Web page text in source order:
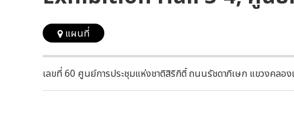
แผนที่
เลขที่ 60 ศูนย์การประชุมแห่งชาติสิริกิติ์ ถนนรัชดาภิเษก แขวงคลอ